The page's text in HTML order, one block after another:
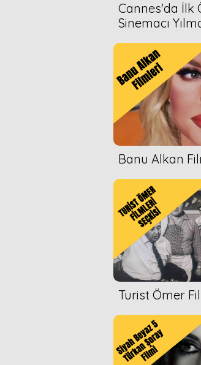
Cannes'da İlk
Sinemacı
Banu Alkan
Turist Ömer